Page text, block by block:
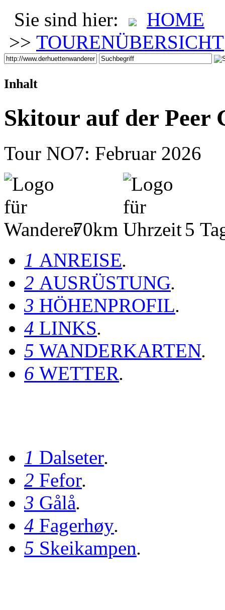
Sie sind hier:
HOME
>> TOURENÜBERSICHT
Inhalt
Skitour auf der Peer
Tour NO7: Februar 2026
70km
5
1 ANREISE.
2 AUSRÜSTUNG.
3 HÖHENPROFIL.
4 LINKS.
5 WANDERKARTEN.
6 WETTER.
1 Dalseter.
2 Fefor.
3 Gålå.
4 Fagerhøy.
5 Skeikampen.